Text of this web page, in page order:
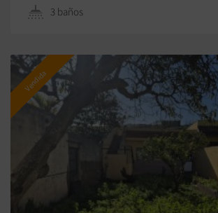
y múltiples áreas de estar, este chalet […]
3 baños
Vendida